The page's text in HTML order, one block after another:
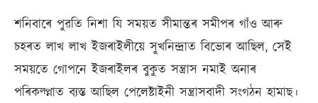
শনিবাৰে পুৱতি নিশা যি সময়ত সীমান্তৰ সমীপৰ গাঁও আৰু
চহৰত লাখ লাখ ইজৰাইলীয়ে সুখনিন্দ্ৰাত বিভোৰ আছিল, সেই
সময়তে গোপনে ইজৰাইলৰ বুকুত সন্ত্ৰাস নমাই অনাৰ
পৰিকল্প্নাত ব্যস্ত আছিল পেলেষ্টাইনী সন্ত্ৰাসবাদী সংগঠন হামাছ।